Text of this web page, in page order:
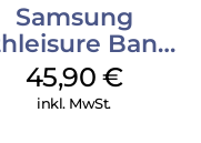
Samsung
Band
S/M Galaxy
Cream
45,90 €
inkl. MwSt.